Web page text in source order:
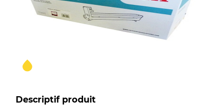
Descriptif produit